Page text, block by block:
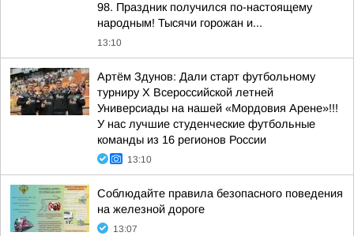
98. Праздник получился по-настоящему
народным! Тысячи горожан и...
13:10
Артём Здунов: Дали старт футбольному
турниру Х Всероссийской летней
Универсиады на нашей «Мордовия Арене»!!!
У нас лучшие студенческие футбольные
команды из 16 регионов России
13:10
Соблюдайте правила безопасного поведения
на железной дороге
13:07